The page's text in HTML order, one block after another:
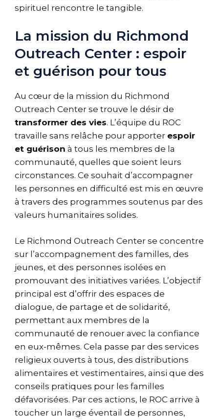
spirituel rencontre le tangible.
La mission du Richmond
Outreach Center : espoir
et guérison pour tous
Au cœur de la mission du Richmond
Outreach Center se trouve le désir de
transformer des vies. L’équipe du ROC
travaille sans relâche pour apporter espoir
et guérison à tous les membres de la
communauté, quelles que soient leurs
circonstances. Ce souhait d’accompagner
les personnes en difficulté est mis en œuvre
à travers des programmes soutenus par des
valeurs humanitaires solides.
Le Richmond Outreach Center se concentre
sur l’accompagnement des familles, des
jeunes, et des personnes isolées en
promouvant des initiatives variées. L’objectif
principal est d’offrir des espaces de
dialogue, de partage et de solidarité,
permettant aux membres de la
communauté de renouer avec la confiance
en eux-mêmes. Cela passe par des services
religieux ouverts à tous, des distributions
alimentaires et vestimentaires, ainsi que des
conseils pratiques pour les familles
défavorisées. Par ces actions, le ROC arrive à
toucher un large éventail de personnes,